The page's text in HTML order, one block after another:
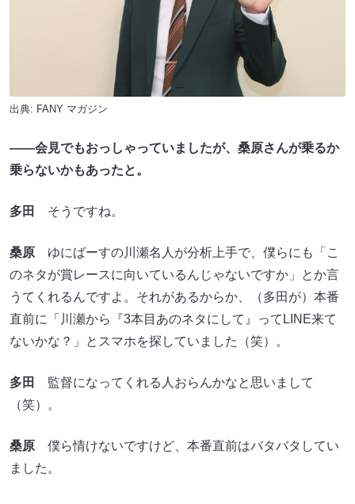
出典: FANY マガジン
――会見でもおっしゃっていましたが、桑原さんが乗るか
乗らないかもあったと。
多田 そうですね。
桑原 ゆにばーすの川瀬名人が分析上手で、僕らにも「こ
のネタが賞レースに向いているんじゃないですか」とか言
うてくれるんですよ。それがあるからか、（多田が）本番
直前に「川瀬から『3本目あのネタにして』ってLINE来て
ないかな？」とスマホを探していました（笑）。
多田
監督になってくれる人おらんかなと思いまして
（笑）。
桑原 僕ら情けないですけど、本番直前はバタバタしてい
ました。